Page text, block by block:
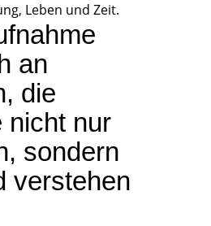
Leben und Zeit.
an
die
nicht nur
sondern
verstehen